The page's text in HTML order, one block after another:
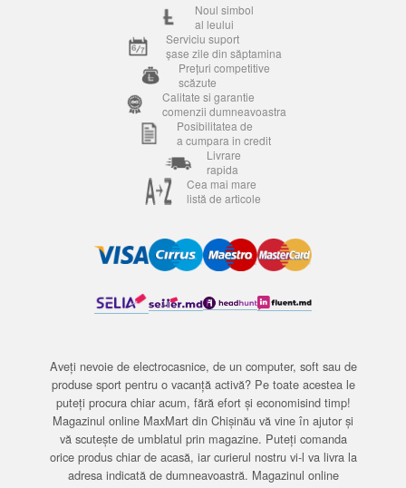
Noul simbol
al leului
Serviciu suport
șase zile din săptamina
Prețuri competitive
scăzute
Calitate si garantie
comenzii dumneavoastra
Posibilitatea de
a cumpara in credit
Livrare
rapida
Cea mai mare
listă de articole
Aveți nevoie de electrocasnice, de un computer, soft sau de
produse sport pentru o vacanță activă? Pe toate acestea le
puteți procura chiar acum, fără efort și economisind timp!
Magazinul online MaxMart din Chișinău vă vine în ajutor și
vă scutește de umblatul prin magazine. Puteți comanda
orice produs chiar de acasă, iar curierul nostru vi-l va livra la
adresa indicată de dumneavoastră. Magazinul online